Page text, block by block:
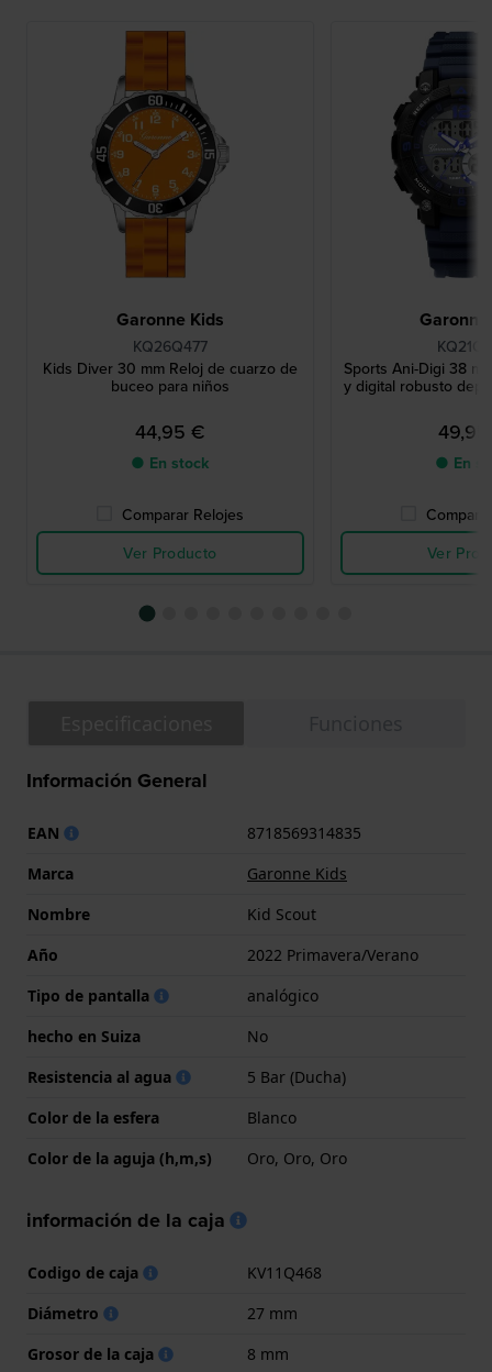
Garonne Kids
KQ26Q477
Kids Diver 30 mm Reloj de cuarzo de
buceo para niños
44,95 €
● En stock
Comparar Relojes
Ver Producto
Sports Ani-Digi 38
y digital robusto
● En
Ver
Información General
EAN
8718569314835
Marca
Garonne Kids
Nombre
Kid Scout
Año
2022 Primavera/Verano
Tipo de pantalla
analógico
hecho en Suiza
No
Resistencia al agua
5 Bar (Ducha)
Color de la esfera
Blanco
Color de la aguja (h,m,s)
Oro, Oro, Oro
información de la caja
Codigo de caja
KV11Q468
Diámetro
27 mm
Grosor de la caja
8 mm